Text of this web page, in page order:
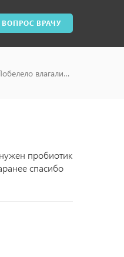
ВОПРОС ВРАЧУ
Побелело влагалище - ответы специалистов, консультация врача онлайн
пробиотик
спасибо